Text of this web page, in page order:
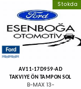
Stokda
AV11-17D959-AD
TAKVIYE ÖN TAMPON SOL
B-MAX 13-